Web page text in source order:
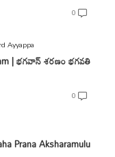
0
| భగవాన్ శరణం భగవతి
0
Prana Aksharamulu